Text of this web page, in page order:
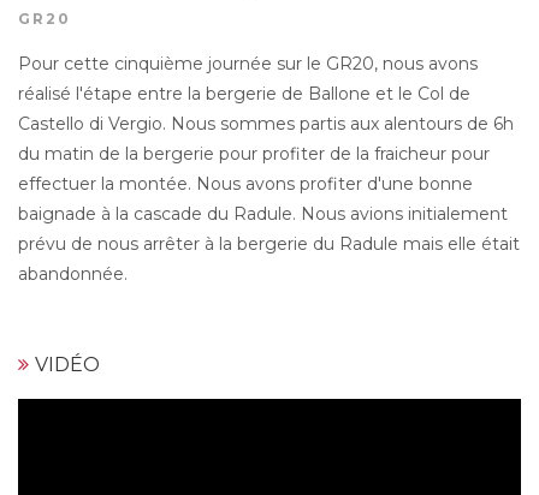
GR20
Pour cette cinquième journée sur le GR20, nous avons
réalisé l'étape entre la bergerie de Ballone et le Col de
Castello di Vergio. Nous sommes partis aux alentours de 6h
du matin de la bergerie pour profiter de la fraicheur pour
effectuer la montée. Nous avons profiter d'une bonne
baignade à la cascade du Radule. Nous avions initialement
prévu de nous arrêter à la bergerie du Radule mais elle était
abandonnée.
VIDÉO